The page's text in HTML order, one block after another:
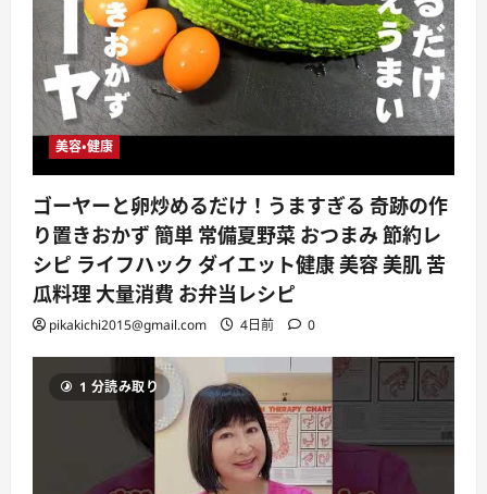
美容・健康
ゴーヤーと卵炒めるだけ！うますぎる 奇跡の作
り置きおかず 簡単 常備夏野菜 おつまみ 節約レ
シピ ライフハック ダイエット健康 美容 美肌 苦
瓜料理 大量消費 お弁当レシピ
pikakichi2015@gmail.com 4日前 0
1 分読み取り